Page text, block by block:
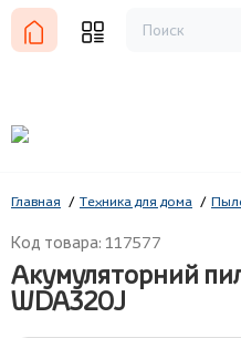
Главная Техника для дома
Код товара: 117577
Акумуляторний
WDA320J